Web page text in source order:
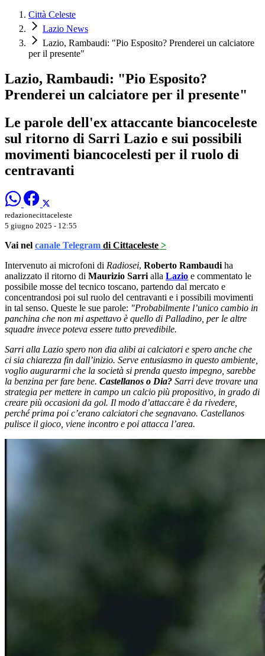
Città Celeste
Lazio News
Lazio, Rambaudi: "Pio Esposito? Prenderei un calciatore
per il presente"
Lazio, Rambaudi: "Pio Esposito?
Prenderei un calciatore per il presente"
Le parole dell'ex attaccante biancoceleste
sul ritorno di Sarri Lazio e sui possibili
movimenti biancocelesti per il ruolo di
centravanti
redazionecittaceleste
5 giugno 2025 - 12:55
Vai nel canale Telegram di Cittaceleste >
Intervenuto ai microfoni di Radiosei, Roberto Rambaudi ha
analizzato il ritorno di Maurizio Sarri alla Lazio e commentato le
possibile mosse del tecnico toscano, partendo dal mercato e
concentrandosi poi sul ruolo del centravanti e i possibili movimenti
in tal senso. Queste le sue parole: "Probabilmente l’unico cambio in
panchina che non mi aspettavo è quello di Palladino, per le altre
squadre invece poteva essere tutto prevedibile.
Sarri alla Lazio spero non dia alibi ai calciatori e spero anche che
ci sia chiarezza fin dall’inizio. Serve entusiasmo in questo ambiente,
voglio augurarmi che la società si prenda questo impegno, sarebbe
la benzina per fare bene. Castellanos o Dia? Sarri deve trovare una
strategia per mettere in campo un calcio più propositivo, in grado di
creare più occasioni da gol. Il modo d’attaccare è da rivedere,
perché prima poi c’erano calciatori che segnavano. Castellanos
pulisce il gioco, viene incontro e poi attacca l’area.